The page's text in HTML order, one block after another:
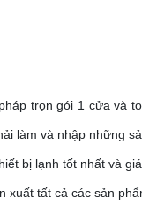
trọn gói 1 cửa và
làm và nhập những
bị lạnh tốt nhất và
xuất tất cả các sản